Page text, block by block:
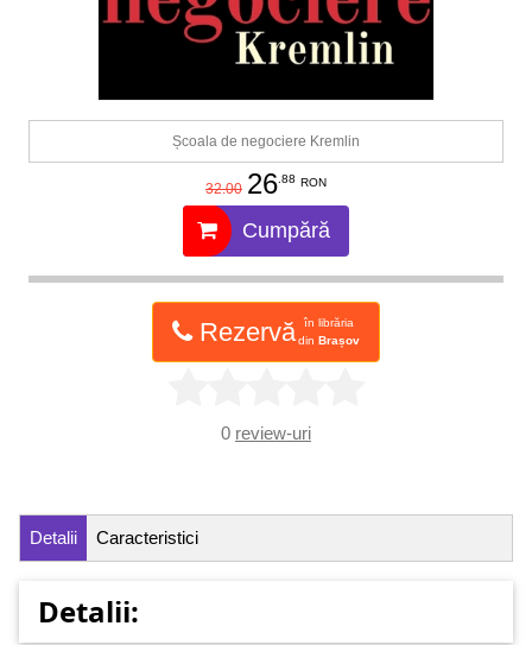
Școala de negociere Kremlin
32.00 26.88 RON
Cumpără
Rezervă
în librăria
din Brașov
0 review-uri
Detalii Caracteristici
Detalii: